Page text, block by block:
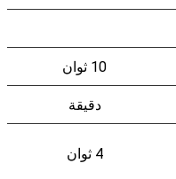
10 ثوان
دقيقة
4 ثوان